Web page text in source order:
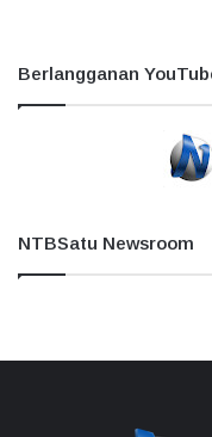
Berlangganan
NTBSatu Newsroom